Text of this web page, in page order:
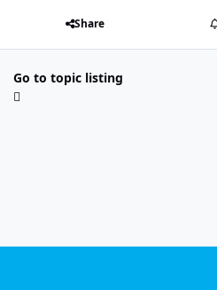
Share
Go to topic listing